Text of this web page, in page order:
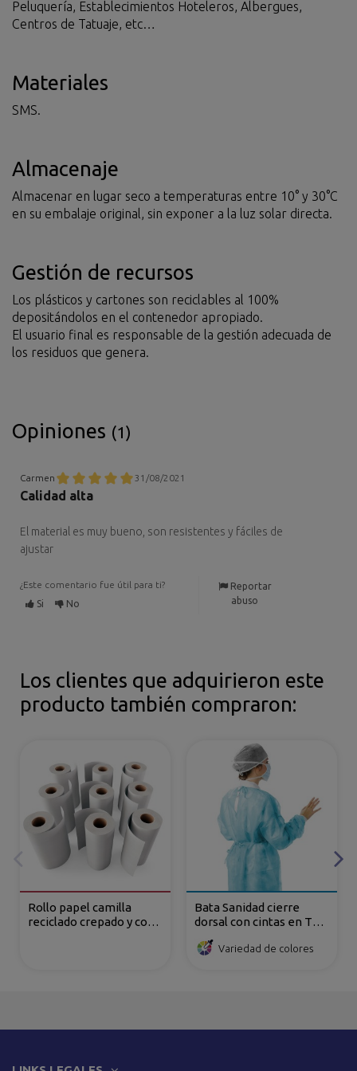
Peluquería, Establecimientos Hoteleros, Albergues,
Centros de Tatuaje, etc…
Materiales
SMS.
Almacenaje
Almacenar en lugar seco a temperaturas entre 10° y 30°C
en su embalaje original, sin exponer a la luz solar directa.
Gestión de recursos
Los plásticos y cartones son reciclables al 100%
depositándolos en el contenedor apropiado.
El usuario final es responsable de la gestión adecuada de
los residuos que genera.
Opiniones (1)
Carmen 31/08/2021
Calidad alta
El material es muy bueno, son resistentes y fáciles de
ajustar
¿Este comentario fue útil para ti?
Si
No
Reportar
abuso
Los clientes que adquirieron este
producto también compraron:
Rollo papel camilla
reciclado crepado y con
Bata Sanidad cierre
dorsal con cintas en TNT
Variedad de colores